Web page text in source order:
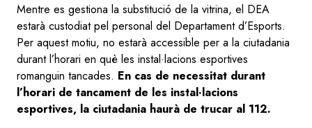
Mentre es gestiona la substitució de la vitrina, el DEA
estarà custodiat pel personal del Departament d’Esports.
Per aquest motiu, no estarà accessible per a la ciutadania
durant l’horari en què les instal·lacions esportives
romanguin tancades. En cas de necessitat durant
l’horari de tancament de les instal·lacions
esportives, la ciutadania haurà de trucar al 112.